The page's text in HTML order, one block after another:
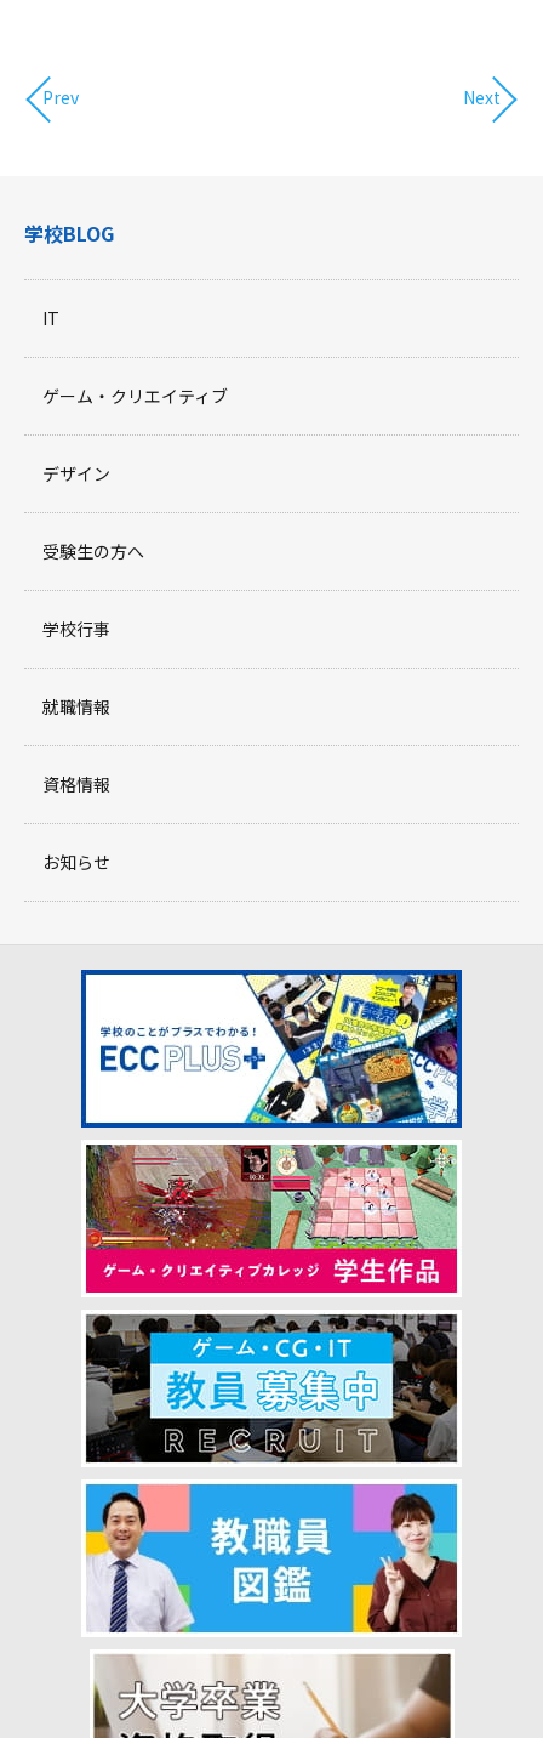
Prev Next
学校BLOG
IT
ゲーム・クリエイティブ
デザイン
受験生の方へ
学校行事
就職情報
資格情報
お知らせ